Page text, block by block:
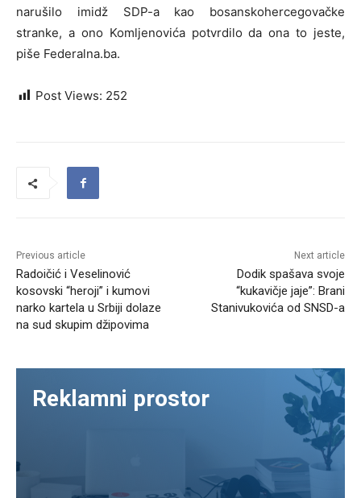
narušilo imidž SDP-a kao bosanskohercegovačke
stranke, a ono Komljenovića potvrdilo da ona to jeste,
piše Federalna.ba.
Post Views: 252
Previous article
Radoičić i Veselinović
kosovski “heroji” i kumovi
narko kartela u Srbiji dolaze
na sud skupim džipovima
Next article
Dodik spašava svoje
“kukavičje jaje”: Brani
Stanivukovića od SNSD-a
Reklamni prostor